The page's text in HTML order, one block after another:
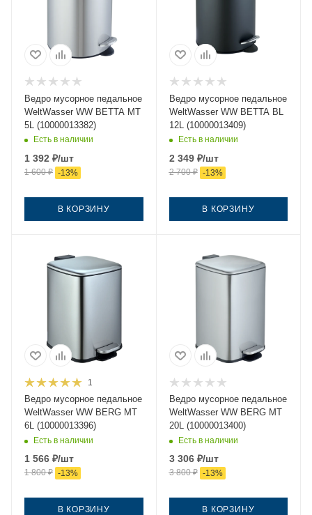
Ведро мусорное педальное
WeltWasser WW BETTA MT
5L (10000013382)
Есть в наличии
1 392 ₽/шт
1 600₽ -13%
В КОРЗИНУ
Ведро мусорное педальное
WeltWasser WW BETTA BL
12L (10000013409)
Есть в наличии
2 349₽/шт
2 700₽ -13%
В КОРЗИНУ
1
Ведро мусорное педальное
WeltWasser WW BERG MT
6L (10000013396)
Есть в наличии
1 566 ₽/шт
1 800₽ -13%
В КОРЗИНУ
Ведро мусорное педальное
WeltWasser WW BERG MT
20L (10000013400)
Есть в наличии
3 306₽/шт
3 800₽ -13%
В КОРЗИНУ